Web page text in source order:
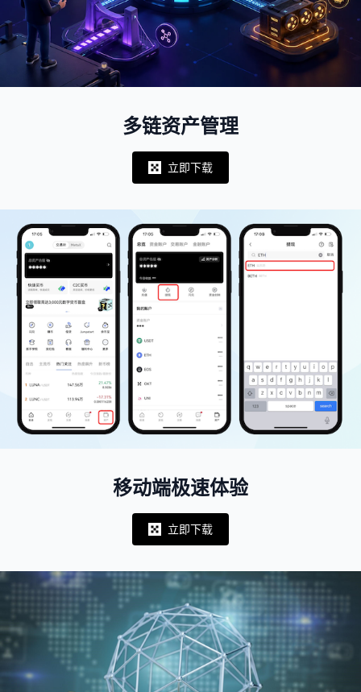
多链资产管理
Notifications
立即下载
移动端极速体验
Notifications
立即下载